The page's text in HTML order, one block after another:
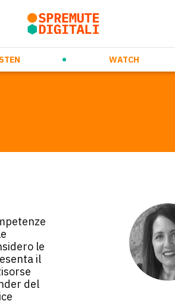
Future Trends & Tech
Orange Squeeze Audiospremute
WATCH
Videospremute
Eventi passati
le
il
del